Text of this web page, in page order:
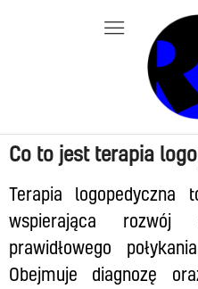
Co to jest terapia
Terapia logopedyczna
wspierająca
prawidłowego
Obejmuje diagnozę